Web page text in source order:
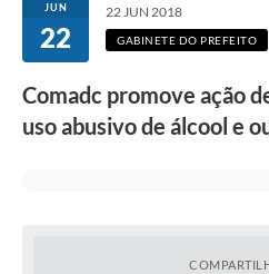
JUN
22
22 JUN 2018
GABINETE DO PREFEITO
Comadc promove ação
uso abusivo de álcool e